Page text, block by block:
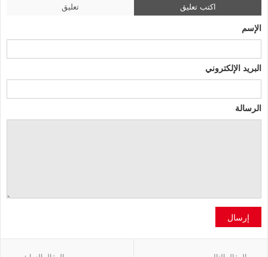
اكتب تعليق تعليق
الإسم
البريد الإلكتروني
الرسالة
إرسال